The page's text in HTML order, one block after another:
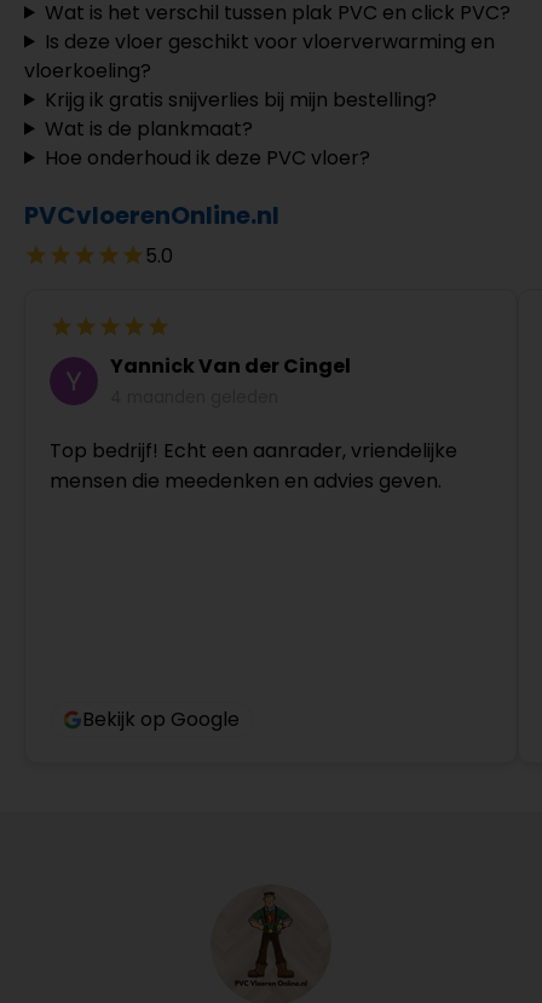
Wat is het verschil tussen plak PVC en click PVC?
Is deze vloer geschikt voor vloerverwarming en
vloerkoeling?
Krijg ik gratis snijverlies bij mijn bestelling?
Wat is de plankmaat?
Hoe onderhoud ik deze PVC vloer?
PVCvloerenOnline.nl
5.0
Yannick Van der Cingel
Top bedrijf! Echt een aanrader, vriendelijke
mensen die meedenken en advies geven.
Bekijk op Google